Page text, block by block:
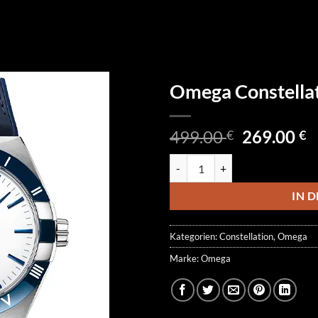
Omega
499.00€
499.00 €
269.00€
IN
Kategorien:Constellation, Omega
Marke:Omega